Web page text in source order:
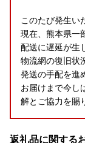
このたび発生い
現在、熊本県一
配送に遅延が生
物流網の復旧状
発送の手配を進
お届けまで今し
解とご協力を賜
返礼品に関する